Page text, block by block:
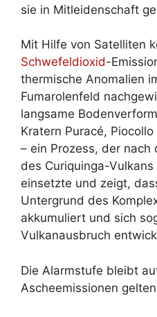
sie in Mitleidenschaft
Mit Hilfe von Satelliten
Schwefeldioxid-
thermische Anomalien
Fumarolenfeld
langsame
Kratern Puracé,
– ein Prozess, der nach
des Curiquinga-
einsetzte und zeigt,
Untergrund des
akkumuliert und sich
Vulkanausbruch
Die Alarmstufe bleibt
Ascheemissionen